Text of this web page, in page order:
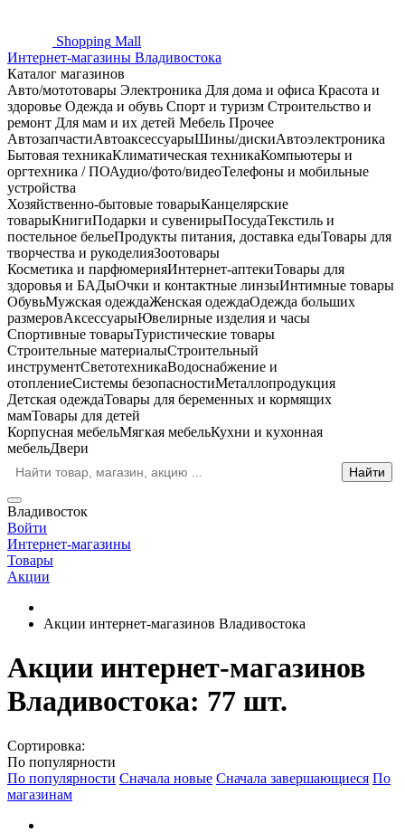
Shopping Mall
Интернет-магазины Владивостока
Каталог магазинов
Авто/мототовары Электроника Для дома и офиса Красота и
здоровье Одежда и обувь Спорт и туризм Строительство и
ремонт Для мам и их детей Мебель Прочее
АвтозапчастиАвтоаксессуарыШины/дискиАвтоэлектроника
Бытовая техникаКлиматическая техникаКомпьютеры и
оргтехника / ПОАудио/фото/видеоТелефоны и мобильные
устройства
Хозяйственно-бытовые товарыКанцелярские
товарыКнигиПодарки и сувенирыПосудаТекстиль и
постельное бельеПродукты питания, доставка едыТовары для
творчества и рукоделияЗоотовары
Косметика и парфюмерияИнтернет-аптекиТовары для
здоровья и БАДыОчки и контактные линзыИнтимные товары
ОбувьМужская одеждаЖенская одеждаОдежда больших
размеровАксессуарыЮвелирные изделия и часы
Спортивные товарыТуристические товары
Строительные материалыСтроительный
инструментСветотехникаВодоснабжение и
отоплениеСистемы безопасностиМеталлопродукция
Детская одеждаТовары для беременных и кормящих
мамТовары для детей
Корпусная мебельМягкая мебельКухни и кухонная
мебельДвери
Владивосток
Войти
Интернет-магазины
Товары
Акции
Акции интернет-магазинов Владивостока
Акции интернет-магазинов
Владивостока: 77 шт.
Сортировка:
По популярности
По популярности Сначала новые Сначала завершающиеся По
магазинам